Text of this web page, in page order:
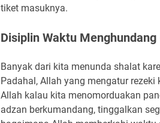
tiket masuknya.
Disiplin Waktu
Banyak dari kita menunda shalat
Padahal, Allah yang mengatur
Allah kalau kita menomorduakan
adzan berkumandang, tinggalkan